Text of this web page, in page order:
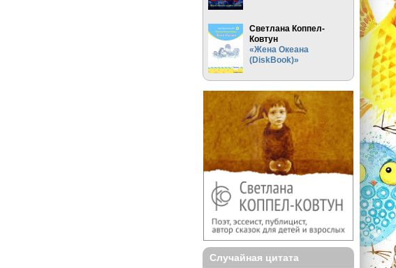
Светлана Коппел-
Ковтун
«Жена Океана
(DiskBook)»
Случайная цитата